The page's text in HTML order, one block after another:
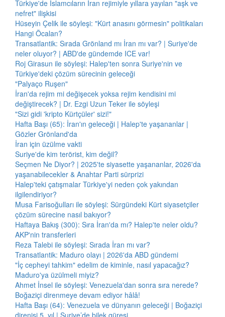
Türkiye'de İslamcıların İran rejimiyle yıllara yayılan "aşk ve
nefret" ilişkisi
Hüseyin Çelik ile söyleşi: "Kürt anasını görmesin" politikaları
Hangi Öcalan?
Transatlantik: Sırada Grönland mı İran mı var? | Suriye'de
neler oluyor? | ABD'de gündemde ICE var!
Roj Girasun ile söyleşi: Halep'ten sonra Suriye'nin ve
Türkiye'deki çözüm sürecinin geleceği
"Palyaço Ruşen"
İran'da rejim mi değişecek yoksa rejim kendisini mi
değiştirecek? | Dr. Ezgi Uzun Teker ile söyleşi
"Sizi gidi 'kripto Kürtçüler' sizi!"
Hafta Başı (65): İran'ın geleceği | Halep'te yaşananlar |
Gözler Grönland'da
İran için üzülme vakti
Suriye'de kim terörist, kim değil?
Seçmen Ne Diyor? | 2025'te siyasette yaşananlar, 2026'da
yaşanabilecekler & Anahtar Parti sürprizi
Halep'teki çatışmalar Türkiye'yi neden çok yakından
ilgilendiriyor?
Musa Farisoğulları ile söyleşi: Sürgündeki Kürt siyasetçiler
çözüm sürecine nasıl bakıyor?
Haftaya Bakış (300): Sıra İran'da mı? Halep'te neler oldu?
AKP'nin transferleri
Reza Talebi ile söyleşi: Sırada İran mı var?
Transatlantik: Maduro olayı | 2026'da ABD gündemi
"İç cepheyi tahkim" edelim de kiminle, nasıl yapacağız?
Maduro'ya üzülmeli miyiz?
Ahmet İnsel ile söyleşi: Venezuela'dan sonra sıra nerede?
Boğaziçi direnmeye devam ediyor hâlâ!
Hafta Başı (64): Venezuela ve dünyanın geleceği | Boğaziçi
direnişi 5. yıl | Suriye’de bilek güreşi